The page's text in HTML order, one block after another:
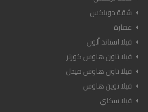
شقة دوبلكس
عمارة
فيلا استاند ألون
فيلا تاون هاوس كورنر
فيلا تاون هاوس ميدل
فيلا توين هاوس
فيلا سكاي